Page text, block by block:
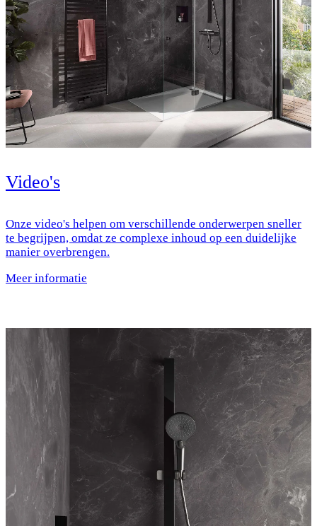
Video's
Onze video's helpen om verschillende onderwerpen sneller
te begrijpen, omdat ze complexe inhoud op een duidelijke
manier overbrengen.
Meer informatie